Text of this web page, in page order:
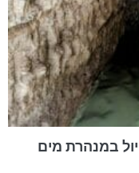
במנהרת מים